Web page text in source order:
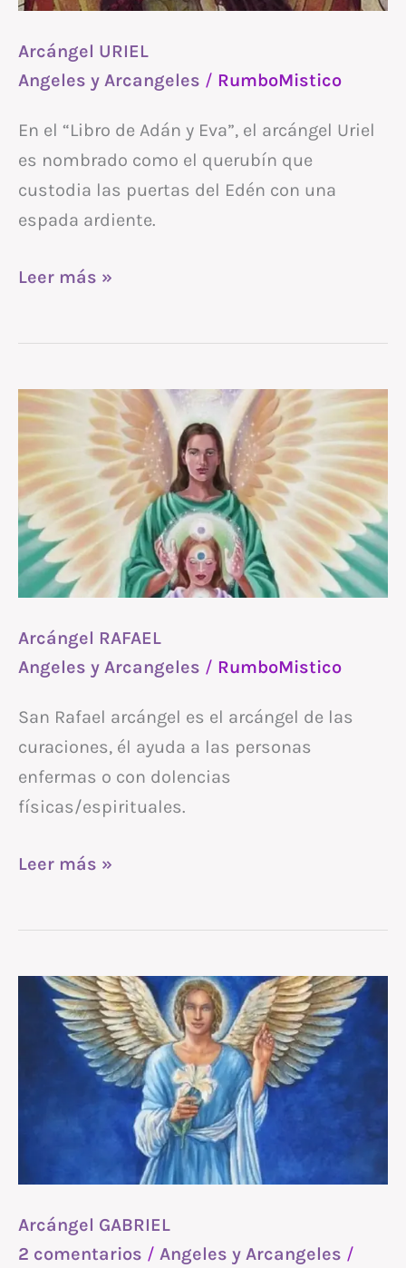
Arcángel URIEL
Angeles y Arcangeles / RumboMistico
En el “Libro de Adán y Eva”, el arcángel Uriel
es nombrado como el querubín que
custodia las puertas del Edén con una
espada ardiente.
Leer más »
Arcángel RAFAEL
Angeles y Arcangeles / RumboMistico
San Rafael arcángel es el arcángel de las
curaciones, él ayuda a las personas
enfermas o con dolencias
físicas/espirituales.
Arcángel
RAFAEL
Leer más »
Arcángel GABRIEL
2 comentarios / Angeles y Arcangeles /
Arcángel
GABRIEL